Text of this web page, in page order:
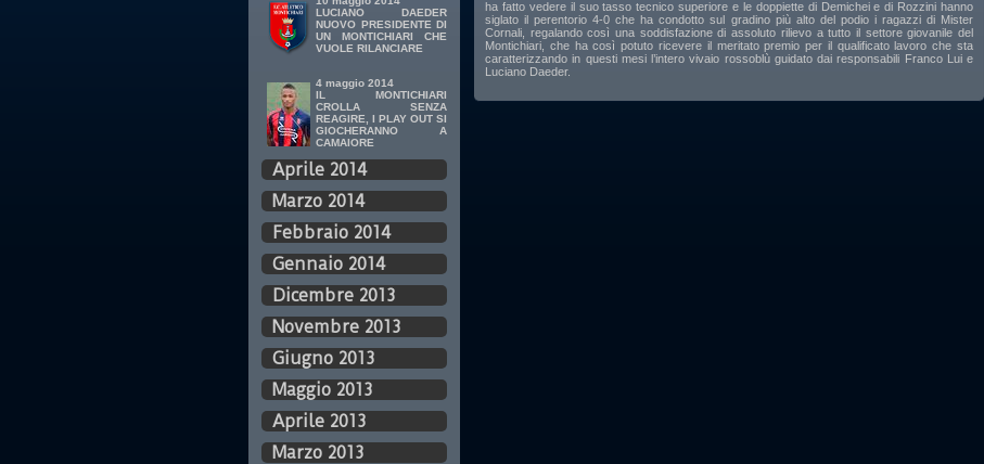
LUCIANO DAEDER
NUOVO PRESIDENTE DI
UN MONTICHIARI CHE
VUOLE RILANCIARE
4 maggio 2014
IL MONTICHIARI
CROLLA SENZA
REAGIRE, I PLAY OUT SI
GIOCHERANNO A
CAMAIORE
Aprile 2014
Marzo 2014
Febbraio 2014
Gennaio 2014
Dicembre 2013
Novembre 2013
Giugno 2013
Maggio 2013
Aprile 2013
Marzo 2013
ha fatto vedere il suo tasso tecnico superiore e le doppiette di Demichei e di Rozzini hanno
siglato il perentorio 4-0 che ha condotto sul gradino più alto del podio i ragazzi di Mister
Cornali, regalando così una soddisfazione di assoluto rilievo a tutto il settore giovanile del
Montichiari, che ha così potuto ricevere il meritato premio per il qualificato lavoro che sta
caratterizzando in questi mesi l’intero vivaio rossoblù guidato dai responsabili Franco Lui e
Luciano Daeder.